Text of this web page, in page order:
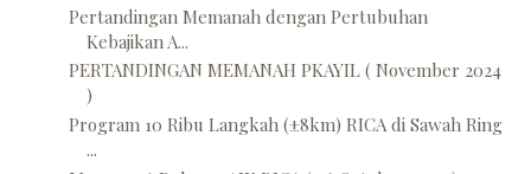
Pertandingan Memanah dengan Pertubuhan
Kebajikan A...
PERTANDINGAN MEMANAH PKAYIL ( November 2024
)
Program 10 Ribu Langkah (±8km) RICA di Sawah Ring
...